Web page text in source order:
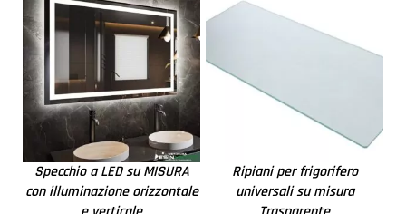
Specchio a LED su MISURA
con illuminazione orizzontale
Ripiani per frigorifero
universali su misura